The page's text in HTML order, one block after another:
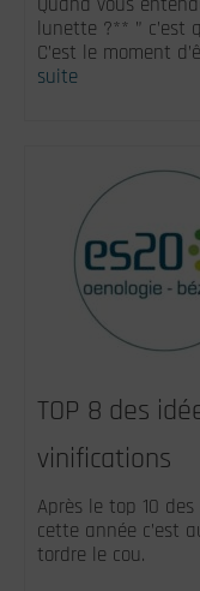
lunette ?** ” c’est
C’est le moment
suite
TOP 8 des
vinifications
Après le top 10
cette année c’est
tordre le cou.